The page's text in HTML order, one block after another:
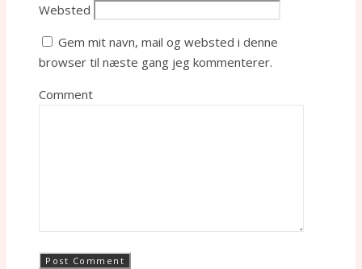
Websted
Gem mit navn, mail og websted i denne
browser til næste gang jeg kommenterer.
Comment